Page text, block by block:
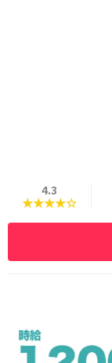
4.3
★★★★☆